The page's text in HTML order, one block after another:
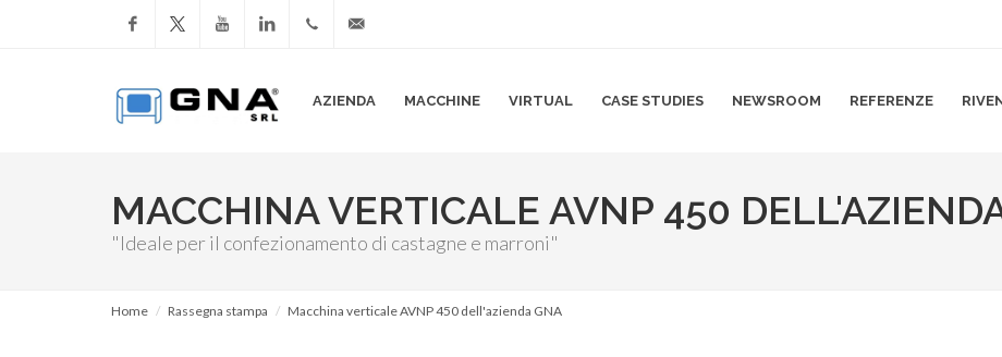
AZIENDA MACCHINE VIRTUAL CASE STUDIES NEWSROOM REFERENZE
MACCHINA VERTICALE AVNP 450
"Ideale per il confezionamento di castagne e marroni"
Home Rassegna stampa Macchina verticale AVNP 450 dell'azienda GNA